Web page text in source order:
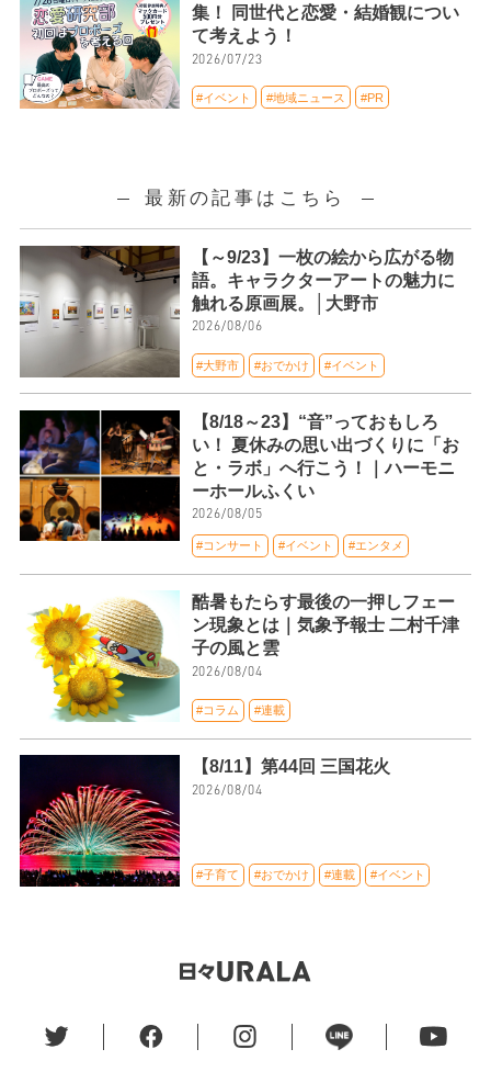
集！ 同世代と恋愛・結婚観につい
て考えよう！
2026/07/23
#イベント #地域ニュース #PR
最新の記事はこちら
【～9/23】一枚の絵から広がる物
語。キャラクターアートの魅力に
触れる原画展。│大野市
2026/08/06
#大野市 #おでかけ #イベント
【8/18～23】“音”っておもしろ
い！ 夏休みの思い出づくりに「お
と・ラボ」へ行こう！｜ハーモニ
ーホールふくい
2026/08/05
#コンサート #イベント #エンタメ
酷暑もたらす最後の一押しフェー
ン現象とは｜気象予報士 二村千津
子の風と雲
2026/08/04
#コラム #連載
【8/11】第44回 三国花火
2026/08/04
#子育て #おでかけ #連載 #イベント